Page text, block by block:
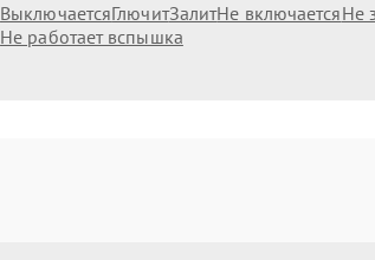
ВыключаетсяГлючитЗалитНе включаетсяНе
Не работает вспышка